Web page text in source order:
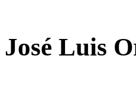
José Luis